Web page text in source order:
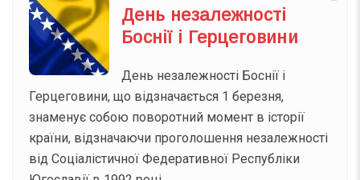
День незалежності
Боснії і Герцеговини
День незалежності Боснії і
Герцеговини, що відзначається 1 березня,
знаменує собою поворотний момент в історії
країни, відзначаючи проголошення незалежності
від Соціалістичної Федеративної Республіки